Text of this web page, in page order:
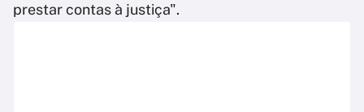
prestar contas à justiça".